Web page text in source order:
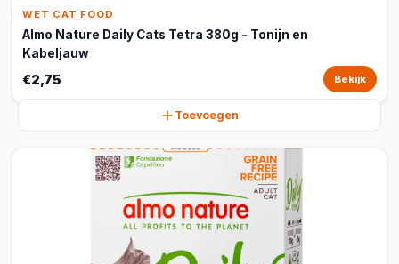
WET CAT FOOD
Almo Nature Daily Cats Tetra 380g - Tonijn en
Kabeljauw
€2,75 Bekijk
Toevoegen